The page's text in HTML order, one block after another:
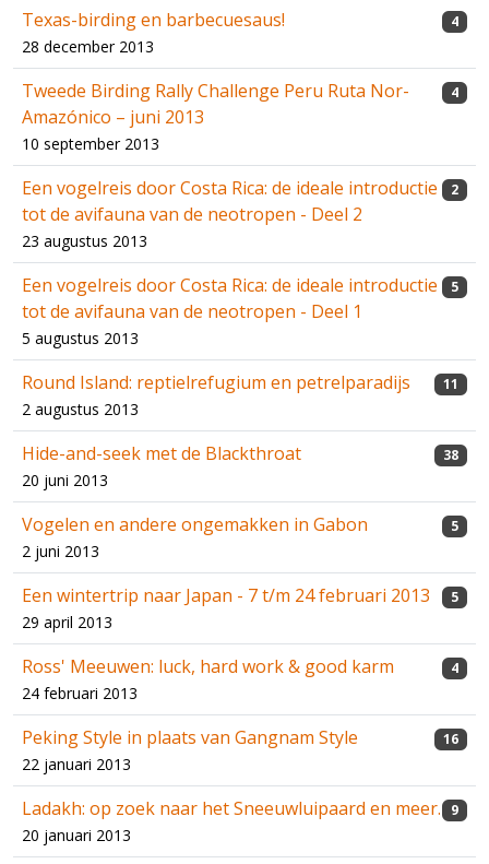
Texas-birding en barbecuesaus!
28 december 2013
4
Tweede Birding Rally Challenge Peru Ruta Nor-
Amazónico – juni 2013
10 september 2013
4
Een vogelreis door Costa Rica: de ideale introductie
tot de avifauna van de neotropen - Deel 2
23 augustus 2013
2
Een vogelreis door Costa Rica: de ideale introductie
tot de avifauna van de neotropen - Deel 1
5 augustus 2013
5
Round Island: reptielrefugium en petrelparadijs
2 augustus 2013
11
Hide-and-seek met de Blackthroat
20 juni 2013
38
Vogelen en andere ongemakken in Gabon
2 juni 2013
5
Een wintertrip naar Japan - 7 t/m 24 februari 2013
29 april 2013
5
Ross' Meeuwen: luck, hard work & good karm
24 februari 2013
4
Peking Style in plaats van Gangnam Style
22 januari 2013
16
Ladakh: op zoek naar het Sneeuwluipaard en meer.
20 januari 2013
9